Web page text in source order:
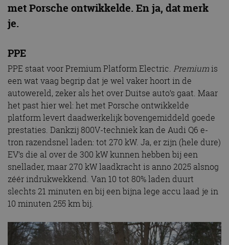
met Porsche ontwikkelde. En ja, dat merk
je.
PPE
PPE staat voor Premium Platform Electric. Premiumis
een wat vaag begrip dat je wel vaker hoort in de
autowereld, zeker als het over Duitse auto’s gaat. Maar
het past hier wel: het met Porsche ontwikkelde
platform levert daadwerkelijk bovengemiddeld goede
prestaties. Dankzij 800V-techniek kan de Audi Q6 e-
tron razendsnel laden: tot 270 kW. Ja, er zijn (hele dure)
EV’s die al over de 300 kW kunnen hebben bij een
snellader, maar 270 kW laadkracht is anno 2025 alsnog
zéér indrukwekkend. Van 10 tot 80% laden duurt
slechts 21 minuten en bij een bijna lege accu laad je in
10 minuten 255 km bij.